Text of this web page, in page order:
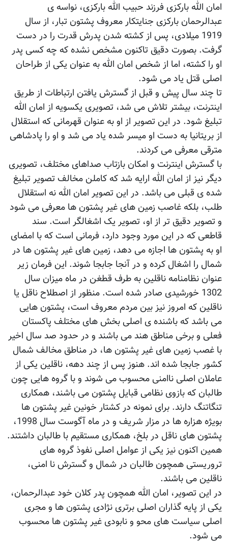
امان الله بارکزی فرزند حبیب الله بارکزی، نواسه ی
عبدالرحمان بارکزی جنایتکار معروف پشتون تبار، از سال
1919 میلادی، پس از کشته شدن پدرش قدرت را در دست
گرفت. بصورت دقیق تاکنون مشخص نشده که چه کسی پدر
او را کشته، اما از شخص امان الله به عنوان یکی از طراحان
اصلی قتل یاد می شود.
تا چند سال پیش و قبل از گسترش یافتن ارتباطات از طریق
اینترنت، بیشتر تلاش می شد، تصویری یکسویه از امان الله
تبلیغ شود. در این تصویر از او به عنوان قهرمانی که استقلال
از بریتانیا به دست او میسر شده یاد می شد و او را پادشاهی
مترقی معرفی می کردند.
با گسترش اینترنت و امکان بازتاب صداهای مختلف، تصویری
دیگر نیز از امان الله ارایه شد که کاملن مخالف تصویر تبلیغ
شده ی قبلی می باشد. در این تصویر امان الله نه استقلال
طلب، بلکه غاصب زمین های غیر پشتون ها معرفی می شود
و تصویر دقیق تر از او، تصویر یک اشغالگر است. سند
قاطعی که در این مورد وجود دارد، فرمانی است که با امضای
او به پشتون ها اجازه می دهد، زمین های غیر پشتون ها در
شمال را اشغال کرده و در آنجا جابجا شوند. این فرمان زیر
عنوان نظامنامه ناقلین به طرف قطغن در ماه میزان سال
1302 خورشیدی صادر شده است. منظور از اصطلاح ناقل یا
ناقلین که امروز نیز بین مردم معروف است، پشتون هایی
می باشد که باشنده ی اصلی بخش های مختلف پاکستان
فعلی و برخی مناطق هند می باشند و در حدود صد سال اخیر
با غصب زمین های غیر پشتون ها، در مناطق مخالف شمال
کشور جابجا شده اند. هنوز پس از چند دهه، ناقلین یکی از
عاملان اصلی ناامنی محسوب می شوند و با گروه هایی چون
طالبان که بازوی نظامی قبایل پشتون می باشند، همکاری
تنگاتنگ دارند. برای نمونه در کشتار خونین غیر پشتون ها
بويژه هزاره ها در مزار شریف و در ماه آگوست سال 1998،
پشتون های ناقل در بلخ، همکاری مستقیم با طالبان داشتند.
همین اکنون نیز یکی از عوامل اصلی نفوذ گروه های
تروریستی همچون طالبان در شمال و گسترش نا امنی،
ناقلین می باشند.
در این تصویر، امان الله همچون پدر کلان خود عبدالرحمان،
یکی از پایه گذاران اصلی برتری نژادی پشتون ها و مجری
اصلی سیاست های محو و نابودی غیر پشتون ها محسوب
می شود.